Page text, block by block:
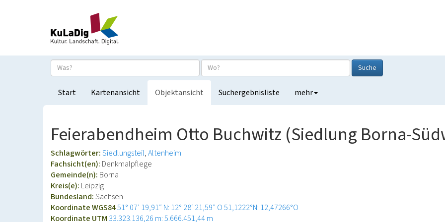
Suche
Start Kartenansicht Objektansicht Suchergebnisliste mehr
Feierabendheim Otto Buchwitz (Siedlung Borna-
Schlagwörter:Siedlungsteil Altenheim
Fachsicht(en): Denkmalpflege
Gemeinde(n): Borna
Kreis(e): Leipzig
Bundesland:Sachsen
Koordinate WGS8451° 07′ 19,91″ N: 12° 28′ 21,59″ O51,1222°N: 12,47266°O
Koordinate UTM 33.323.136,26 m: 5.666.451,44 m